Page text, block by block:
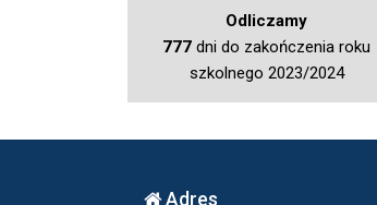
Odliczamy
777 dni do zakończenia roku
szkolnego 2023/2024
Adres